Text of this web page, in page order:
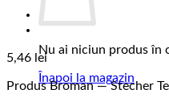
Nu ai niciun produs în
Înapoi la magazin
5,46 lei
Produs Broman — Stecher